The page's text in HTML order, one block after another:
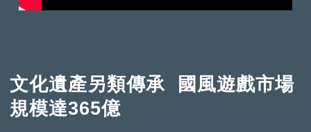
文化遺產另類傳承 國風遊戲市場
規模達365億